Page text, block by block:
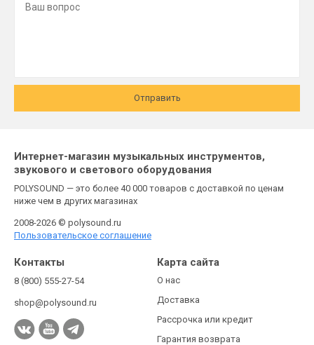
Отправить
Интернет-магазин музыкальных инструментов,
звукового и светового оборудования
POLYSOUND — это более 40 000 товаров с доставкой по ценам
ниже чем в других магазинах
2008-2026 © polysound.ru
Пользовательское соглашение
Контакты
8 (800) 555-27-54
shop@polysound.ru
Карта сайта
О нас
Доставка
Рассрочка или кредит
Гарантия возврата